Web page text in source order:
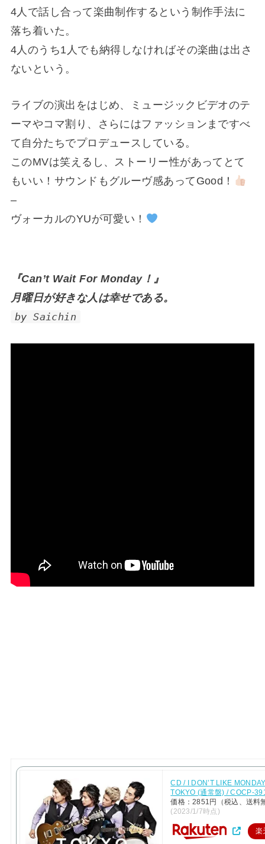
4人で話し合って楽曲制作するという制作手法に
落ち着いた。
4人のうち1人でも納得しなければその楽曲は出さ
ないという。
ライブの演出をはじめ、ミュージックビデオのテ
ーマやコマ割り、さらにはファッションまですべ
て自分たちでプロデュースしている。
このMVは笑えるし、ストーリー性があってとて
もいい！サウンドもグルーヴ感あってGood！
–
ヴォーカルのYUが可愛い！
『Can’t Wait For Monday！』
月曜日が好きな人は幸せである。
by Saichin
CD / I DON’T LIKE
TOKYO (通常盤) / COCP-
価格：2851円（税込、送料
(2023/1/7時点)
楽